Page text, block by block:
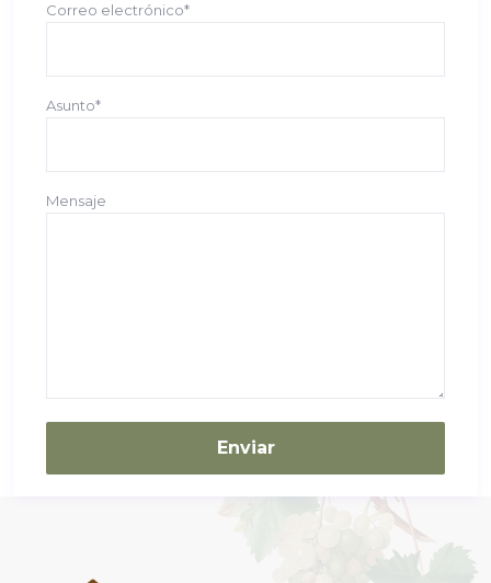
Correo electrónico*
Asunto*
Mensaje